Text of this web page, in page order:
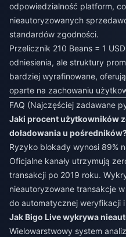
odpowiedzialność platform,
nieautoryzowanych
standardów zgodności.
Przelicznik 210 Beans = 1
odniesienia, ale struktury
bardziej wyrafinowane,
oparte na zachowaniu
FAQ (Najczęściej zadawane
Jaki procent użytkowników
doładowania u
Ryzyko blokady wynosi 89%
Oficjalne kanały utrzymują
transakcji po 2019 roku.
nieautoryzowane transakcje
do automatycznej weryfikacji i
Jak Bigo Live wykrywa
Wielowarstwowy system